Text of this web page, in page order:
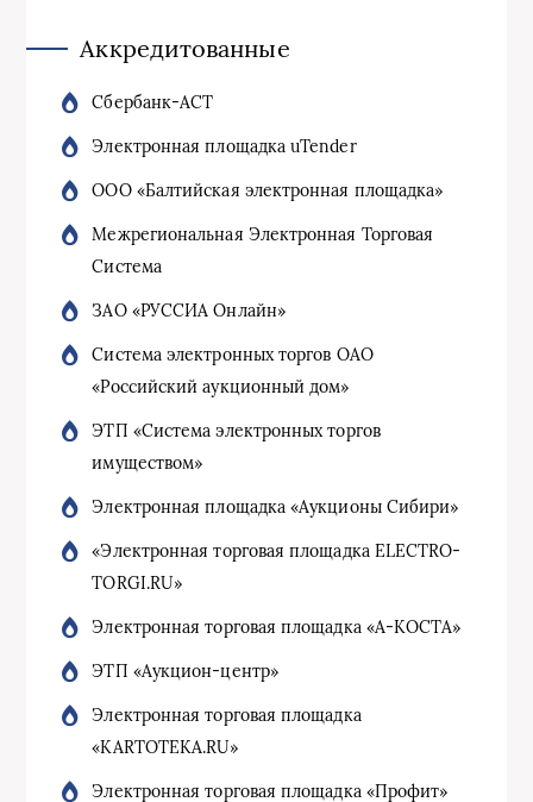
Аккредитованные
Сбербанк-АСТ
Электронная площадка uTender
ООО «Балтийская электронная площадка»
Межрегиональная Электронная Торговая
Система
ЗАО «РУССИА Онлайн»
Система электронных торгов ОАО
«Российский аукционный дом»
ЭТП «Система электронных торгов
имуществом»
Электронная площадка «Аукционы Сибири»
«Электронная торговая площадка ELECTRO-
TORGI.RU»
Электронная торговая площадка «А-КОСТА»
ЭТП «Аукцион-центр»
Электронная торговая площадка
«KARTOTEKA.RU»
Электронная торговая площадка «Профит»